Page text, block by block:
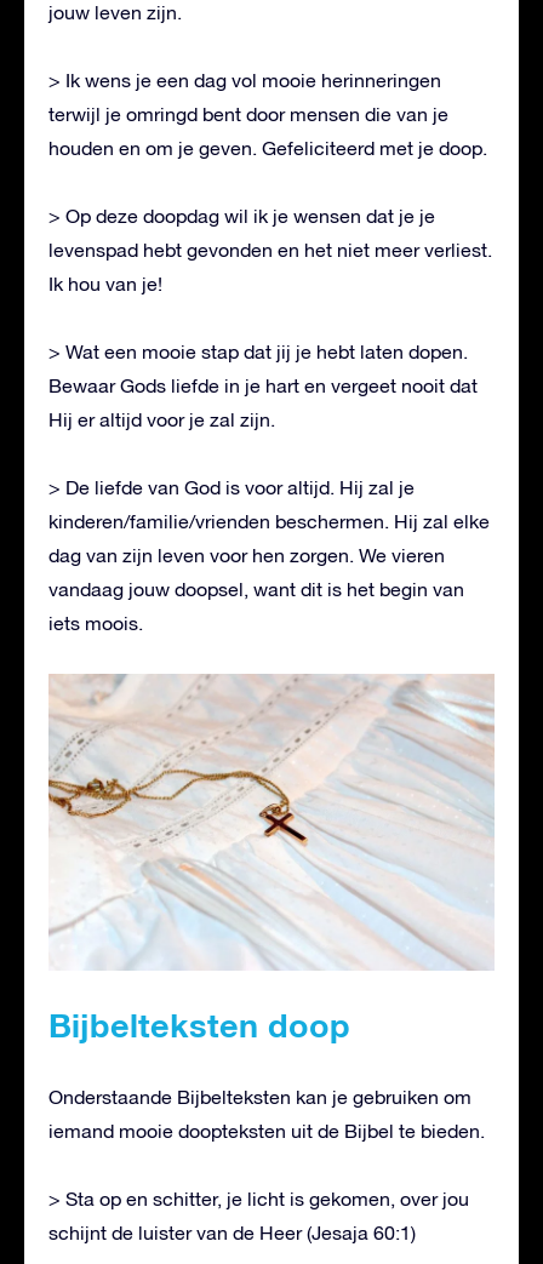
jouw leven zijn.
> Ik wens je een dag vol mooie herinneringen
terwijl je omringd bent door mensen die van je
houden en om je geven. Gefeliciteerd met je doop.
> Op deze doopdag wil ik je wensen dat je je
levenspad hebt gevonden en het niet meer verliest.
Ik hou van je!
> Wat een mooie stap dat jij je hebt laten dopen.
Bewaar Gods liefde in je hart en vergeet nooit dat
Hij er altijd voor je zal zijn.
> De liefde van God is voor altijd. Hij zal je
kinderen/familie/vrienden beschermen. Hij zal elke
dag van zijn leven voor hen zorgen. We vieren
vandaag jouw doopsel, want dit is het begin van
iets moois.
Bijbelteksten doop
Onderstaande Bijbelteksten kan je gebruiken om
iemand mooie doopteksten uit de Bijbel te bieden.
> Sta op en schitter, je licht is gekomen, over jou
schijnt de luister van de Heer (Jesaja 60:1)